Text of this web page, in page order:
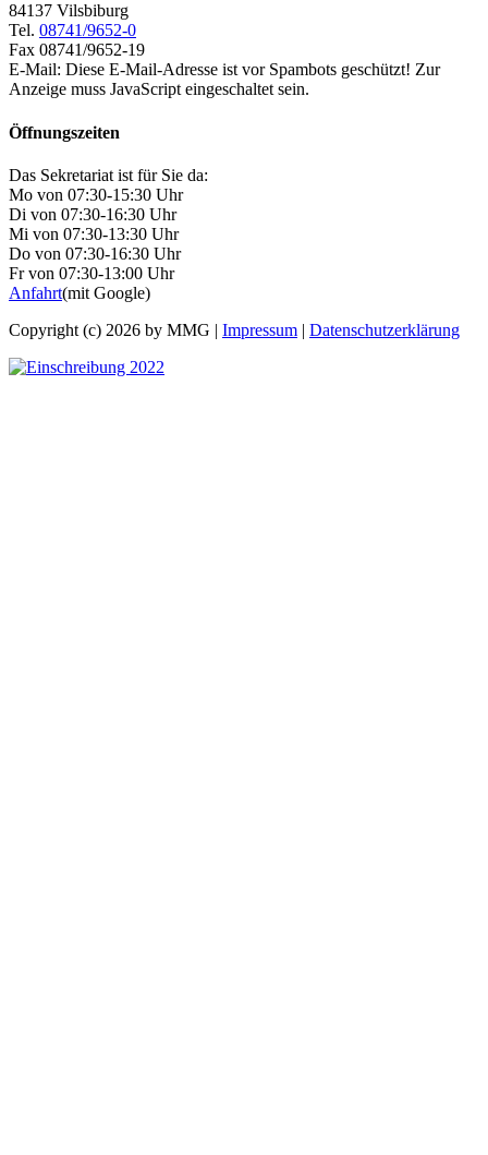
84137 Vilsbiburg
Tel. 08741/9652-0
Fax 08741/9652-19
E-Mail: Diese E-Mail-Adresse ist vor Spambots geschützt! Zur
Anzeige muss JavaScript eingeschaltet sein.
Öffnungszeiten
Das Sekretariat ist für Sie da:
Mo von 07:30-15:30 Uhr
Di von 07:30-16:30 Uhr
Mi von 07:30-13:30 Uhr
Do von 07:30-16:30 Uhr
Fr von 07:30-13:00 Uhr
Anfahrt(mit Google)
Copyright (c) 2026 by MMG | Impressum | Datenschutzerklärung